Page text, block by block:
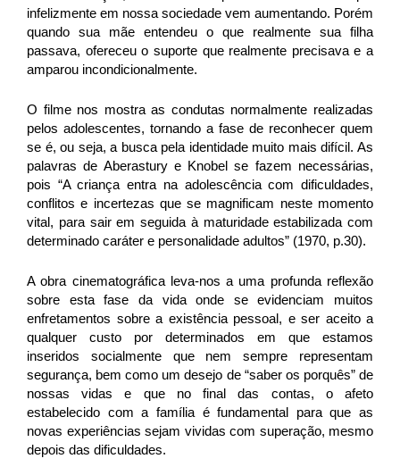
infelizmente em nossa sociedade vem aumentando. Porém
quando sua mãe entendeu o que realmente sua filha
passava, ofereceu o suporte que realmente precisava e a
amparou incondicionalmente.
O filme nos mostra as condutas normalmente realizadas
pelos adolescentes, tornando a fase de reconhecer quem
se é, ou seja, a busca pela identidade muito mais difícil. As
palavras de Aberastury e Knobel se fazem necessárias,
pois “A criança entra na adolescência com dificuldades,
conflitos e incertezas que se magnificam neste momento
vital, para sair em seguida à maturidade estabilizada com
determinado caráter e personalidade adultos” (1970, p.30).
Aobra cinematográficaleva-nos a uma profunda reflexão
sobre esta fase da vida onde se evidenciam muitos
enfretamentos sobre a existência pessoal, e ser aceito a
qualquer custo por determinados em que estamos
inseridos socialmente que nem sempre representam
segurança, bem como um desejo de “saber os porquês” de
nossas vidas e que no final das contas, o afeto
estabelecido com a família é fundamental para que as
novas experiências sejam vividas com superação, mesmo
depois das dificuldades.